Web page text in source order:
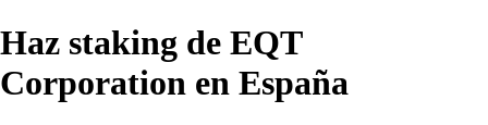
Haz staking de EQT
Corporation en España